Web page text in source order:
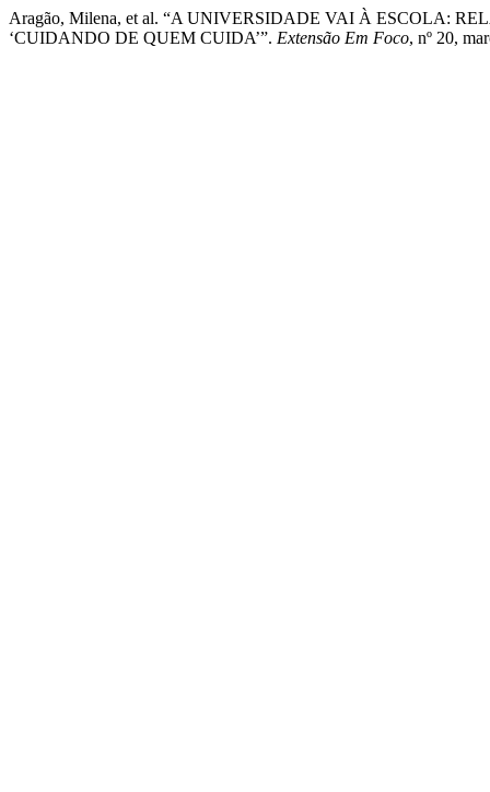
Aragão, Milena, et al. “A UNIVERSIDADE VAI À ESCOLA:
‘CUIDANDO DE QUEM CUIDA’”. Extensão Em Foco, nº 20,